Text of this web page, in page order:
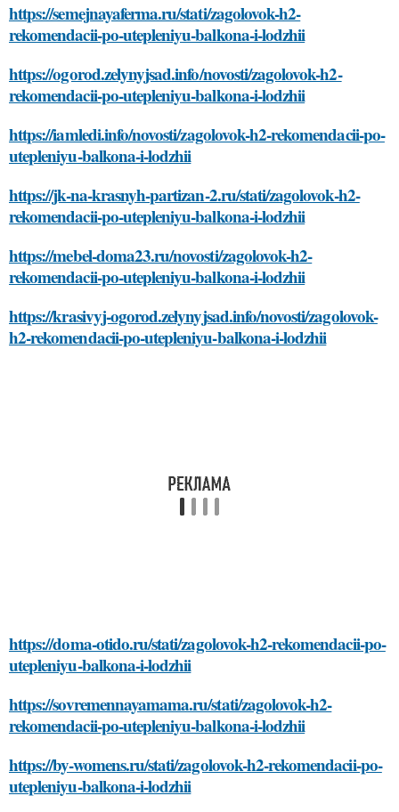
https://semejnayaferma.ru/stati/zagolovok-h2-
rekomendacii-po-utepleniyu-balkona-i-lodzhii
https://ogorod.zelynyjsad.info/novosti/zagolovok-h2-
rekomendacii-po-utepleniyu-balkona-i-lodzhii
https://iamledi.info/novosti/zagolovok-h2-rekomendacii-po-
utepleniyu-balkona-i-lodzhii
https://jk-na-krasnyh-partizan-2.ru/stati/zagolovok-h2-
rekomendacii-po-utepleniyu-balkona-i-lodzhii
https://mebel-doma23.ru/novosti/zagolovok-h2-
rekomendacii-po-utepleniyu-balkona-i-lodzhii
https://krasivyj-ogorod.zelynyjsad.info/novosti/zagolovok-
h2-rekomendacii-po-utepleniyu-balkona-i-lodzhii
https://doma-otido.ru/stati/zagolovok-h2-rekomendacii-po-
utepleniyu-balkona-i-lodzhii
https://sovremennayamama.ru/stati/zagolovok-h2-
rekomendacii-po-utepleniyu-balkona-i-lodzhii
https://by-womens.ru/stati/zagolovok-h2-rekomendacii-po-
utepleniyu-balkona-i-lodzhii